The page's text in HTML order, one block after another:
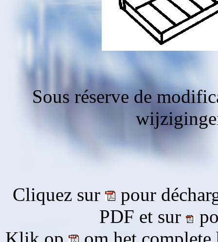
Sous réserve de
Cliquez sur
pour
PDF et sur